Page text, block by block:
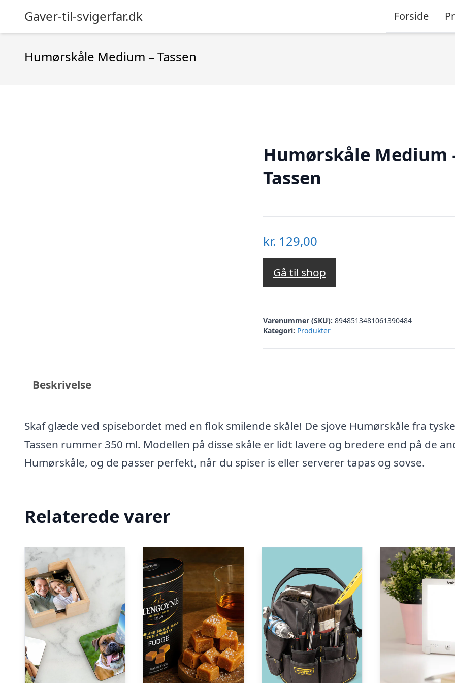
Gaver-til-svigerfar.dk Forside
Humørskåle Medium – Tassen
Humørskåle Medium
Tassen
kr. 129,00
Gå til shop
Varenummer (SKU): 8948513481061390484
Kategori: Produkter
Beskrivelse
Skaf glæde ved spisebordet med en flok smilende skåle! De sjove Humørskåle fra tyske
Tassen rummer 350 ml. Modellen på disse skåle er lidt lavere og bredere end på de
Humørskåle, og de passer perfekt, når du spiser is eller serverer tapas og sovse.
Relaterede varer